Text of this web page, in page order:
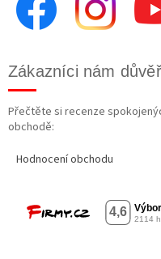
Zákazníci nám
Přečtěte si recenze
obchodě:
Hodnocení obchodu